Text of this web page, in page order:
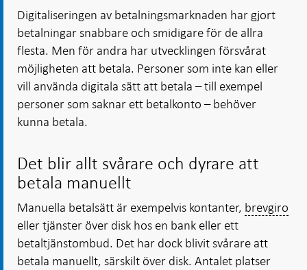
Digitaliseringen av betalningsmarknaden har gjort
betalningar snabbare och smidigare för de allra
flesta. Men för andra har utvecklingen försvårat
möjligheten att betala. Personer som inte kan eller
vill använda digitala sätt att betala – till exempel
personer som saknar ett betalkonto – behöver
kunna betala.
Det blir allt svårare och dyrare att
betala manuellt
Manuella betalsätt är exempelvis kontanter, brevgiro
eller tjänster över disk hos en bank eller ett
betaltjänstombud. Det har dock blivit svårare att
betala manuellt, särskilt över disk. Antalet platser